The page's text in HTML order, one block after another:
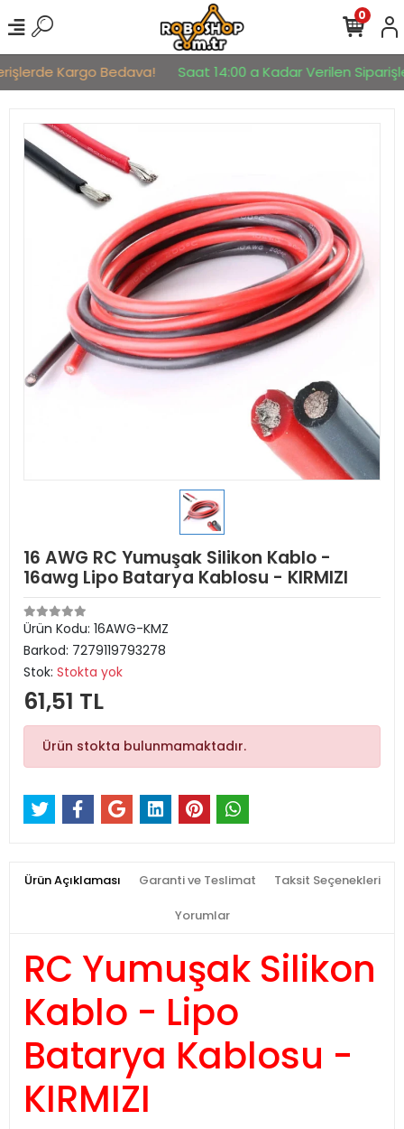
Kargo Bedava! Saat 14:00 a Kadar Verilen
0
16 AWG RC Yumuşak Silikon Kablo -
16awg Lipo Batarya Kablosu - KIRMIZI
Ürün Kodu: 16AWG-KMZ
Barkod: 7279119793278
Stok: Stokta yok
61,51 TL
Ürün stokta bulunmamaktadır.
Ürün Açıklaması Garanti ve Teslimat Taksit Seçenekleri
Yorumlar
RC Yumuşak Silikon
Kablo - Lipo
Batarya Kablosu -
KIRMIZI